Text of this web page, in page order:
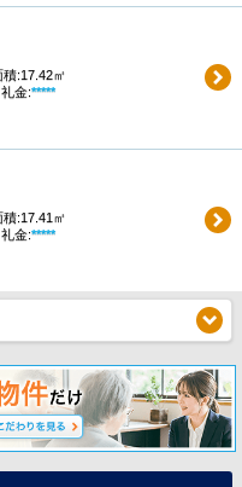
:17.42㎡
金:*****
:17.41㎡
金:*****